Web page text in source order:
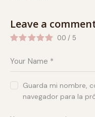
Leave a
0.0 / 5
Guarda mi nombre,
navegador para la